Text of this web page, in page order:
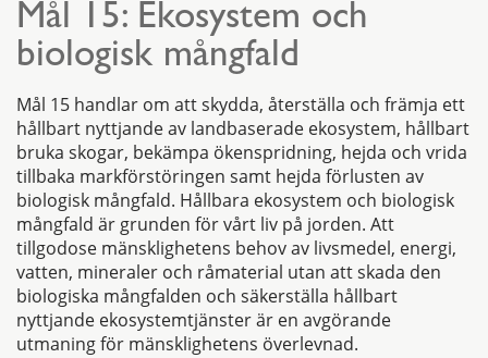
Mål 15: Ekosystem och
biologisk mångfald
Mål 15 handlar om att skydda, återställa och främja ett
hållbart nyttjande av landbaserade ekosystem, hållbart
bruka skogar, bekämpa ökenspridning, hejda och vrida
tillbaka markförstöringen samt hejda förlusten av
biologisk mångfald. Hållbara ekosystem och biologisk
mångfald är grunden för vårt liv på jorden. Att
tillgodose mänsklighetens behov av livsmedel, energi,
vatten, mineraler och råmaterial utan att skada den
biologiska mångfalden och säkerställa hållbart
nyttjande ekosystemtjänster är en avgörande
utmaning för mänsklighetens överlevnad.